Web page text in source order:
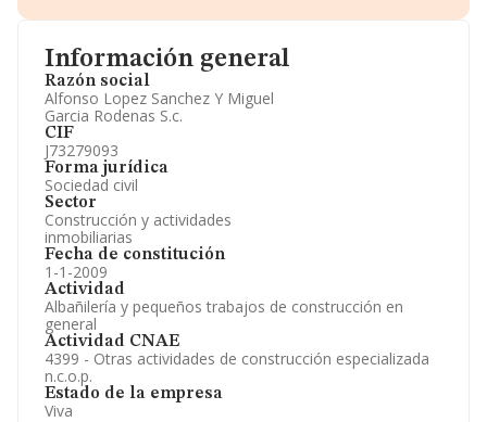
Información general
Razón social
Alfonso Lopez Sanchez Y Miguel
Garcia Rodenas S.c.
CIF
J73279093
Forma jurídica
Sociedad civil
Sector
Construcción y actividades
inmobiliarias
Fecha de constitución
1-1-2009
Actividad
Albañilería y pequeños trabajos de construcción en
general
Actividad CNAE
4399 - Otras actividades de construcción especializada
n.c.o.p.
Estado de la empresa
Viva
Accionistas.
Artículos de prensa publicados sobre la empresa.
Información oficial y registral complementaria.